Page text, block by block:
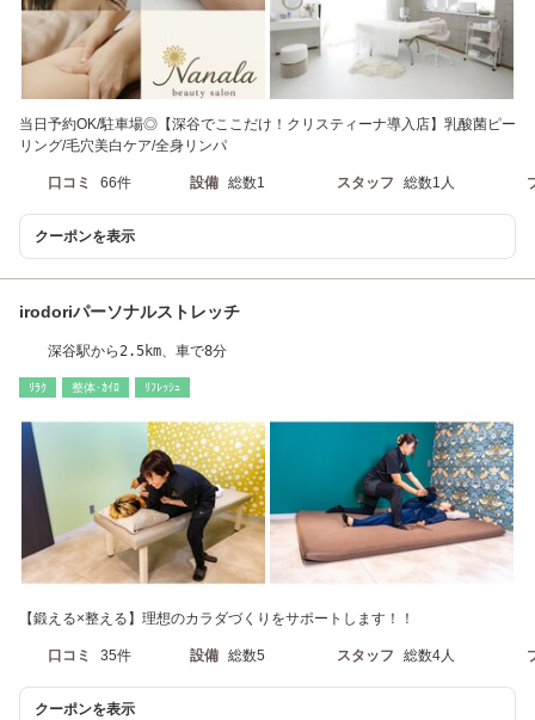
当日予約OK/駐車場◎【深谷でここだけ！クリスティーナ導入店】乳酸菌ピー
リング/毛穴美白ケア/全身リンパ
口コミ 66件 設備 総数1 スタッフ 総数1人
クーポンを表示
irodoriパーソナルストレッチ
深谷駅から2.5km、車で8分
ﾘﾗｸ 整体･ｶｲﾛ ﾘﾌﾚｯｼｭ
【鍛える×整える】理想のカラダづくりをサポートします！！
口コミ 35件 設備 総数5 スタッフ 総数4人
クーポンを表示